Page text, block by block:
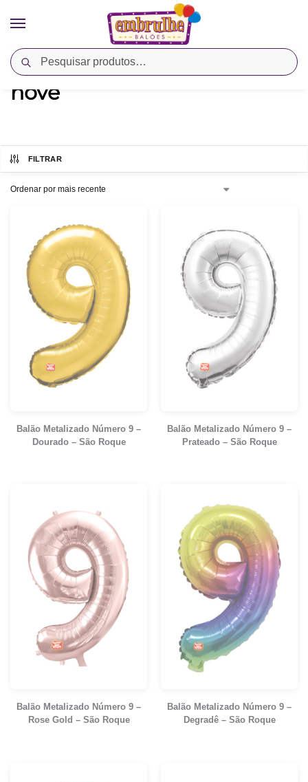
Pesquisar
Início Produtos marcados com a tag “nove”
nove
FILTRAR
Balão Metalizado Número 9 –
Dourado – São Roque
Balão Metalizado Número 9 –
Prateado – São Roque
Balão Metalizado Número 9 –
Rose Gold – São Roque
Balão Metalizado Número 9 –
Degradê – São Roque